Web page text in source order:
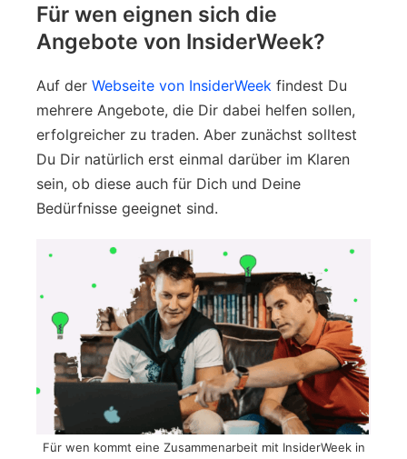
Für wen eignen sich die
Angebote von InsiderWeek?
Auf der Webseite von InsiderWeek findest Du
mehrere Angebote, die Dir dabei helfen sollen,
erfolgreicher zu traden. Aber zunächst solltest
Du Dir natürlich erst einmal darüber im Klaren
sein, ob diese auch für Dich und Deine
Bedürfnisse geeignet sind.
Für wen kommt eine Zusammenarbeit mit InsiderWeek in